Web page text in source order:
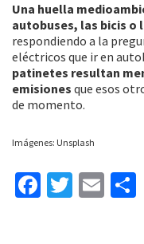
Una huella
autobuses, las bicis o
respondiendo a la
eléctricos que ir en
patinetes resultan
emisiones que esos
de momento.
Imágenes: Unsplash
Fa T
E